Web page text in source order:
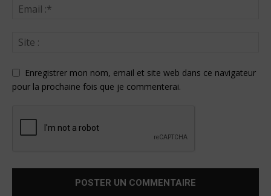
Enregistrer mon nom, email et site web dans ce navigateur
pour la prochaine fois que je commenterai.